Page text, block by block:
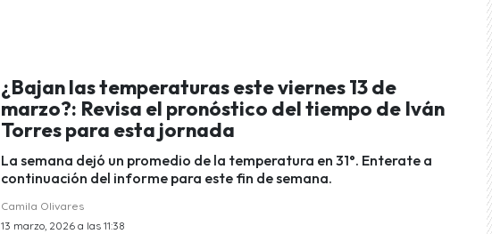
¿Bajan las temperaturas este viernes 13 de
marzo?: Revisa el pronóstico del tiempo de Iván
Torres para esta jornada
La semana dejó un promedio de la temperatura en 31°. Enterate a
continuación del informe para este fin de semana.
Camila Olivares
13 marzo, 2026 a las 11:38